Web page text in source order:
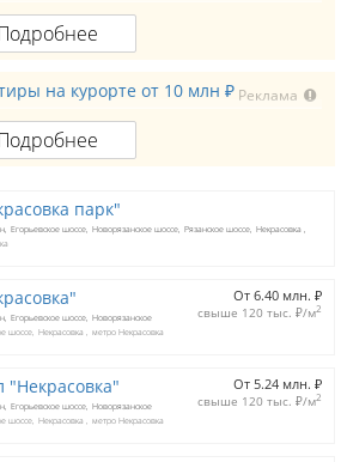
Реклама
на курорте от 10 млн ₽
парк"
Егорьевское шоссе Новорязанское шоссе Рязанское шоссе Некрасовка
От 6.40 млн. ₽
свыше 120 тыс. ₽/м2
Егорьевское шоссе Новорязанское
шоссе Некрасовка метро Некрасовка
"Некрасовка" От 5.24 млн. ₽
свыше 120 тыс. ₽/м2
Егорьевское шоссе Новорязанское
шоссе Некрасовка метро Некрасовка